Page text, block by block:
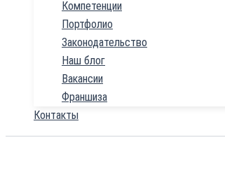
Компетенции
Портфолио
Законодательство
Наш блог
Вакансии
Франшиза
Контакты